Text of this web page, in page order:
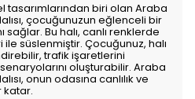
tasarımlarından biri olan Araba
çocuğunuzun eğlenceli bir
sağlar. Bu halı, canlı renklerde
süslenmiştir. Çocuğunuz, halı
trafik işaretlerini
oluşturabilir. Araba
onun odasına canlılık ve